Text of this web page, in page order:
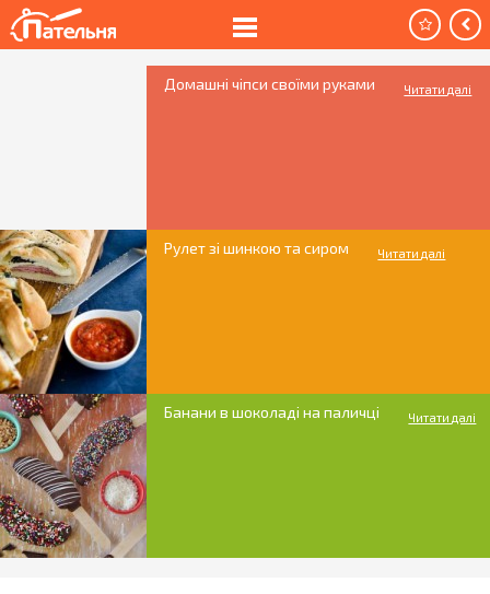
Домашні чіпси своїми руками Читати далі
Рулет зі шинкою та сиром Читати далі
Банани в шоколаді на паличці Читати далі